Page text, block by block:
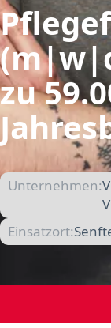
zu
Unternehmen:
Einsatzort: